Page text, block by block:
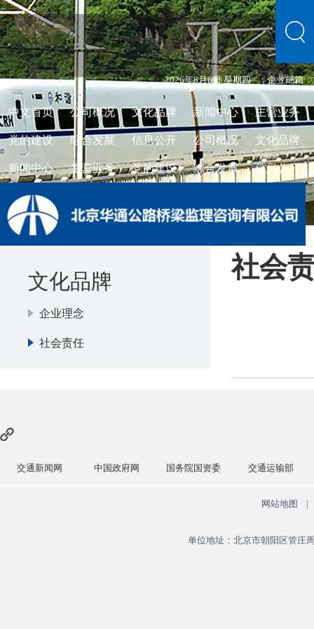
2026年8月6日 星期四 企业邮箱
中文首页 公司概况 文化品牌 新闻中心 主营业务
党的建设 综合发展 信息公开 公司概况 文化品牌
新闻中心 主营业务 党的建设 综合发展 信息公开
文化品牌
企业理念
社会责任
社会
交通新闻网 中国政府网 国务院国资委 交通运输部
网站地图 |
单位地址：北京市朝阳区管庄